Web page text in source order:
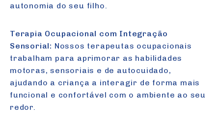
autonomia do seu filho.
Terapia Ocupacional com Integração
Sensorial: Nossos terapeutas ocupacionais
trabalham para aprimorar as habilidades
motoras, sensoriais e de autocuidado,
ajudando a criança a interagir de forma mais
funcional e confortável com o ambiente ao seu
redor.